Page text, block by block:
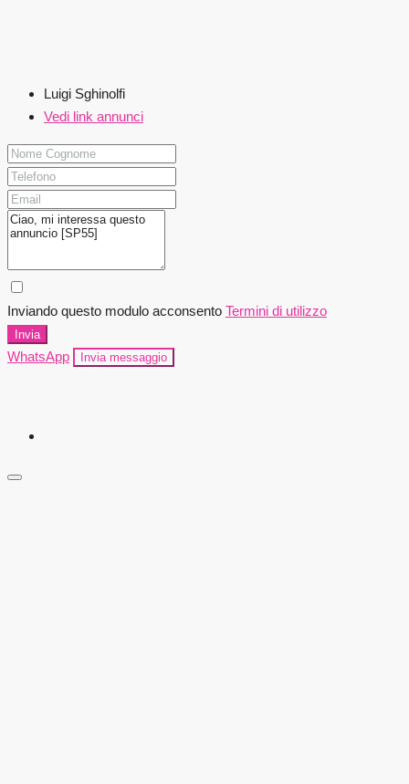
Luigi Sghinolfi
Vedi link annunci
Inviando questo modulo acconsento Termini di utilizzo
Invia
WhatsApp Invia messaggio